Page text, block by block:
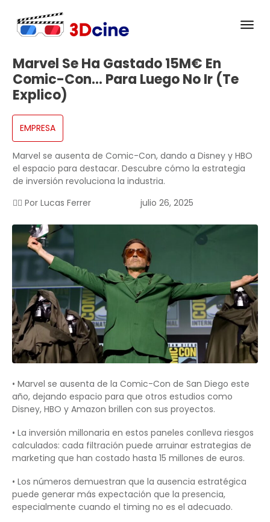
Marvel Se Ha Gastado 15M€ En
Comic-Con… Para Luego No Ir (te
Explico)
EMPRESA
Marvel se ausenta de Comic-Con, dando a Disney y HBO
el espacio para destacar. Descubre cómo la estrategia
de inversión revoluciona la industria.
✍🏻 Por Lucas Ferrer julio 26, 2025
• Marvel se ausenta de la Comic-Con de San Diego este
año, dejando espacio para que otros estudios como
Disney, HBO y Amazon brillen con sus proyectos.
• La inversión millonaria en estos paneles conlleva riesgos
calculados: cada filtración puede arruinar estrategias de
marketing que han costado hasta 15 millones de euros.
• Los números demuestran que la ausencia estratégica
puede generar más expectación que la presencia,
especialmente cuando el timing no es el adecuado.